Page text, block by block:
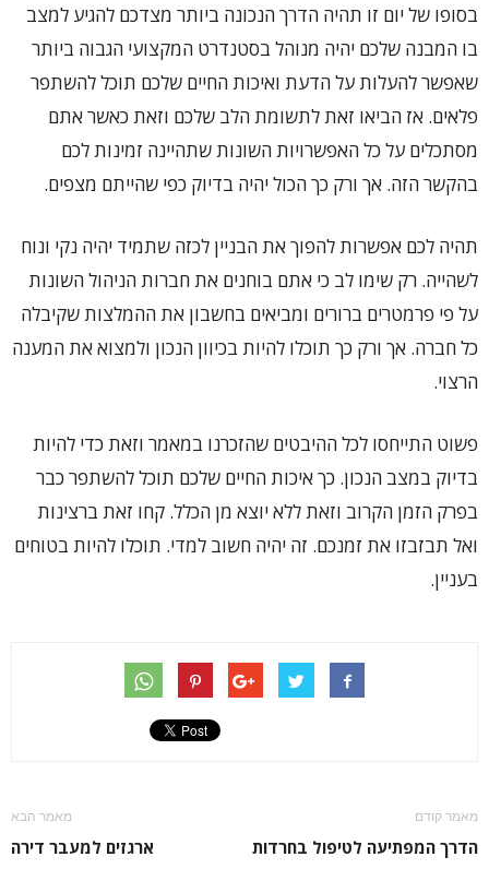
בסופו של יום זו תהיה הדרך הנכונה ביותר מצדכם להגיע למצב
בו המבנה שלכם יהיה מנוהל בסטנדרט המקצועי הגבוה ביותר
שאפשר להעלות על הדעת ואיכות החיים שלכם תוכל להשתפר
פלאים. אז הביאו זאת לתשומת הלב שלכם וזאת כאשר אתם
מסתכלים על כל האפשרויות השונות שתהיינה זמינות לכם
בהקשר הזה. אך ורק כך הכול יהיה בדיוק כפי שהייתם מצפים.
תהיה לכם אפשרות להפוך את הבניין לכזה שתמיד יהיה נקי ונוח
לשהייה. רק שימו לב כי אתם בוחנים את חברות הניהול השונות
על פי פרמטרים ברורים ומביאים בחשבון את ההמלצות שקיבלה
כל חברה. אך ורק כך תוכלו להיות בכיוון הנכון ולמצוא את המענה
הרצוי.
פשוט התייחסו לכל ההיבטים שהזכרנו במאמר וזאת כדי להיות
בדיוק במצב הנכון. כך איכות החיים שלכם תוכל להשתפר כבר
בפרק הזמן הקרוב וזאת ללא יוצא מן הכלל. קחו זאת ברצינות
ואל תבזבזו את זמנכם. זה יהיה חשוב למדי. תוכלו להיות בטוחים
בעניין.
מאמר קודם
הדרך המפתיעה לטיפול בחרדות
מאמר הבא
ארגזים למעבר דירה